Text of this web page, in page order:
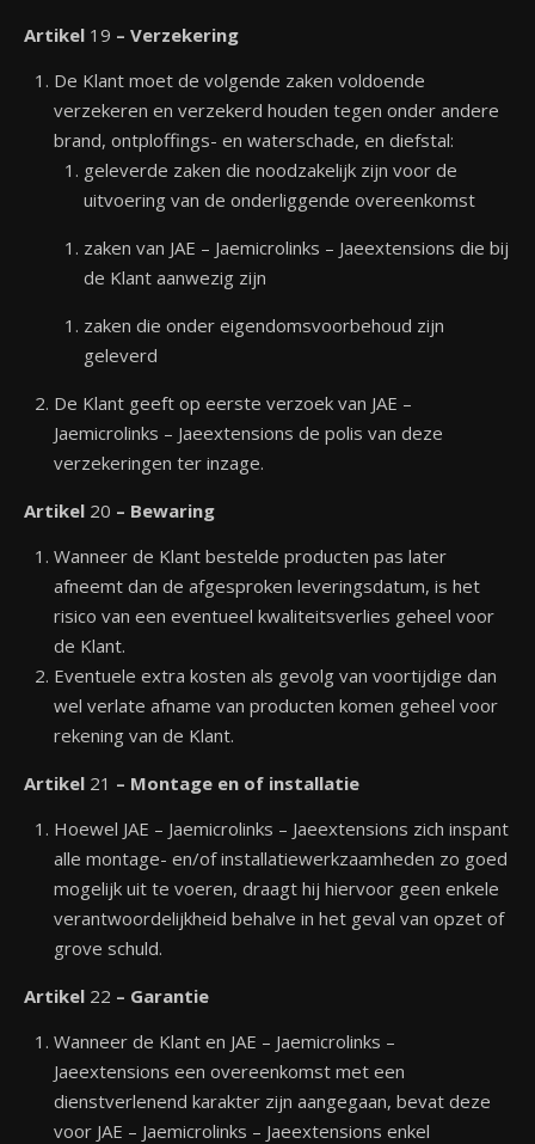
Artikel 19 – Verzekering
De Klant moet de volgende zaken voldoende
verzekeren en verzekerd houden tegen onder andere
brand, ontploffings- en waterschade, en diefstal:
geleverde zaken die noodzakelijk zijn voor de
uitvoering van de onderliggende overeenkomst
zaken van JAE – Jaemicrolinks – Jaeextensions die bij
de Klant aanwezig zijn
zaken die onder eigendomsvoorbehoud zijn
geleverd
De Klant geeft op eerste verzoek van JAE –
Jaemicrolinks – Jaeextensions de polis van deze
verzekeringen ter inzage.
Artikel 20 – Bewaring
Wanneer de Klant bestelde producten pas later
afneemt dan de afgesproken leveringsdatum, is het
risico van een eventueel kwaliteitsverlies geheel voor
de Klant.
Eventuele extra kosten als gevolg van voortijdige dan
wel verlate afname van producten komen geheel voor
rekening van de Klant.
Artikel 21 – Montage en of installatie
Hoewel JAE – Jaemicrolinks – Jaeextensions zich inspant
alle montage- en/of installatiewerkzaamheden zo goed
mogelijk uit te voeren, draagt hij hiervoor geen enkele
verantwoordelijkheid behalve in het geval van opzet of
grove schuld.
Artikel 22 – Garantie
Wanneer de Klant en JAE – Jaemicrolinks –
Jaeextensions een overeenkomst met een
dienstverlenend karakter zijn aangegaan, bevat deze
voor JAE – Jaemicrolinks – Jaeextensions enkel